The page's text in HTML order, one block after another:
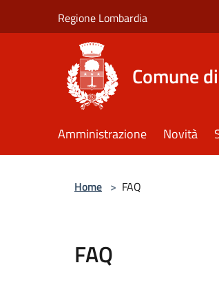
Regione Lombardia
Comune
Amministrazione Novità
Home > FAQ
FAQ